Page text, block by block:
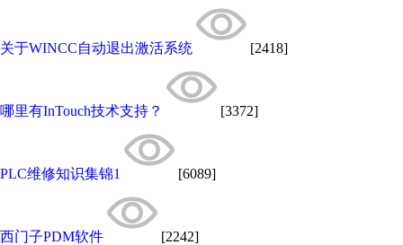
关于WINCC自动退出激活系统 [2418]
哪里有InTouch技术支持？ [3372]
PLC维修知识集锦1 [6089]
西门子PDM软件 [2242]